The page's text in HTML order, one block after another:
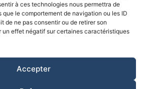
à ces technologies nous permettra de
que le comportement de navigation ou les ID
de ne pas consentir ou de retirer son
effet négatif sur certaines caractéristiques
Accepter